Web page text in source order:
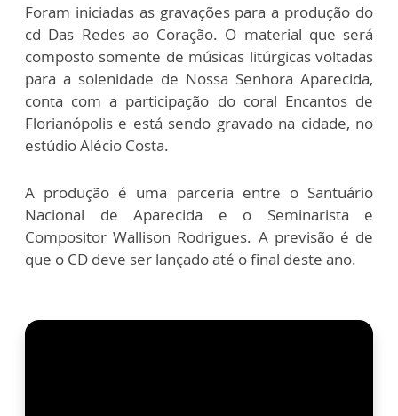
Foram iniciadas as gravações para a produção do
cd Das Redes ao Coração. O material que será
composto somente de músicas litúrgicas voltadas
para a solenidade de Nossa Senhora Aparecida,
conta com a participação do coral Encantos de
Florianópolis e está sendo gravado na cidade, no
estúdio Alécio Costa.
A produção é uma parceria entre o Santuário
Nacional de Aparecida e o Seminarista e
Compositor Wallison Rodrigues. A previsão é de
que o CD deve ser lançado até o final deste ano.